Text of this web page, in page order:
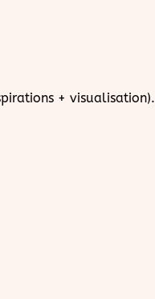
+ visualisation).